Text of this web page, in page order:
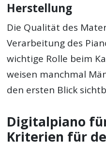
Herstellung
Die Qualität des
Verarbeitung des
wichtige Rolle beim
weisen manchmal
den ersten Blick
Digitalpiano
Kriterien für